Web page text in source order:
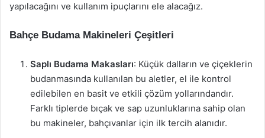
yapılacağını ve kullanım ipuçlarını ele alacağız.
Bahçe Budama Makineleri Çeşitleri
Saplı Budama Makasları: Küçük dalların ve çiçeklerin
budanmasında kullanılan bu aletler, el ile kontrol
edilebilen en basit ve etkili çözüm yollarındandır.
Farklı tiplerde bıçak ve sap uzunluklarına sahip olan
bu makineler, bahçıvanlar için ilk tercih alanıdır.